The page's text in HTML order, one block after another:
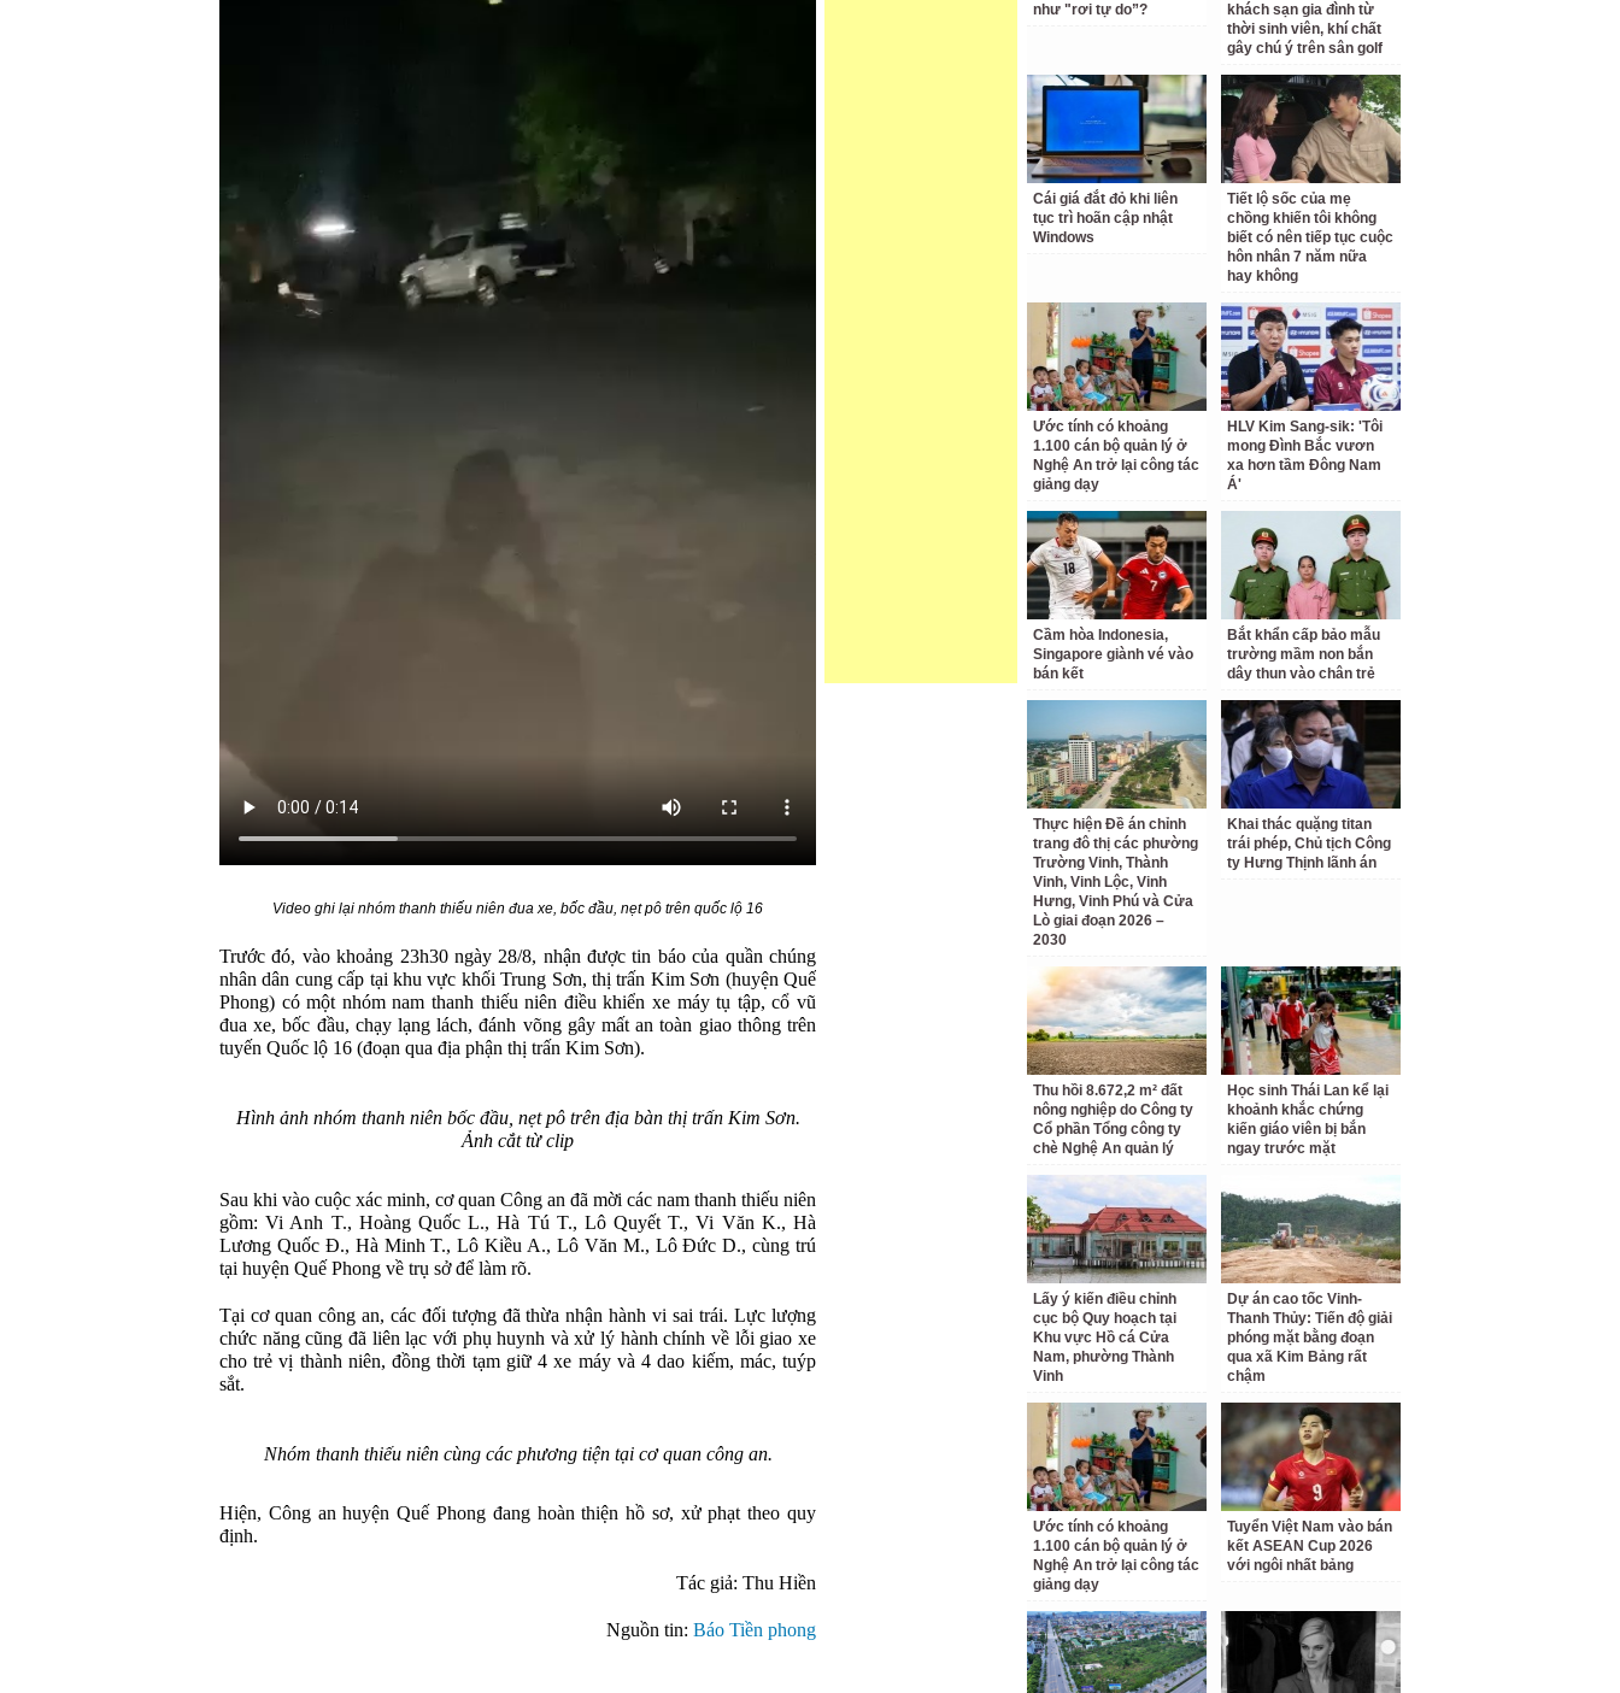
Video ghi lại nhóm thanh thiếu niên đua xe, bốc đầu, nẹt pô trên quốc lộ 16
Trước đó, vào khoảng 23h30 ngày 28/8, nhận được tin báo của quần chúng
nhân dân cung cấp tại khu vực khối Trung Sơn, thị trấn Kim Sơn (huyện Quế
Phong) có một nhóm nam thanh thiếu niên điều khiển xe máy tụ tập, cổ vũ
đua xe, bốc đầu, chạy lạng lách, đánh võng gây mất an toàn giao thông trên
tuyến Quốc lộ 16 (đoạn qua địa phận thị trấn Kim Sơn).
Hình ảnh nhóm thanh niên bốc đầu, nẹt pô trên địa bàn thị trấn Kim Sơn.
Ảnh cắt từ clip
Sau khi vào cuộc xác minh, cơ quan Công an đã mời các nam thanh thiếu niên
gồm: Vi Anh T., Hoàng Quốc L., Hà Tú T., Lô Quyết T., Vi Văn K., Hà
Lương Quốc Đ., Hà Minh T., Lô Kiều A., Lô Văn M., Lô Đức D., cùng trú
tại huyện Quế Phong về trụ sở để làm rõ.
Tại cơ quan công an, các đối tượng đã thừa nhận hành vi sai trái. Lực lượng
chức năng cũng đã liên lạc với phụ huynh và xử lý hành chính về lỗi giao xe
cho trẻ vị thành niên, đồng thời tạm giữ 4 xe máy và 4 dao kiếm, mác, tuýp
sắt.
Nhóm thanh thiếu niên cùng các phương tiện tại cơ quan công an.
Hiện, Công an huyện Quế Phong đang hoàn thiện hồ sơ, xử phạt theo quy
định.
Tác giả: Thu Hiền
Nguồn tin: Báo Tiền phong
như "rơi tự do”?
khách sạn gia đình từ
thời sinh viên, khí chất
gây chú ý trên sân golf
Cái giá đắt đỏ khi liên
tục trì hoãn cập nhật
Windows
Tiết lộ sốc của mẹ
chồng khiến tôi không
biết có nên tiếp tục cuộc
hôn nhân 7 năm nữa
hay không
Ước tính có khoảng
1.100 cán bộ quản lý ở
Nghệ An trở lại công tác
giảng dạy
HLV Kim Sang-sik: 'Tôi
mong Đình Bắc vươn
xa hơn tầm Đông Nam
Á'
Cầm hòa Indonesia,
Singapore giành vé vào
bán kết
Bắt khẩn cấp bảo mẫu
trường mầm non bắn
dây thun vào chân trẻ
Thực hiện Đề án chỉnh
trang đô thị các phường
Trường Vinh, Thành
Vinh, Vinh Lộc, Vinh
Hưng, Vinh Phú và Cửa
Lò giai đoạn 2026 –
2030
Khai thác quặng titan
trái phép, Chủ tịch Công
ty Hưng Thịnh lãnh án
Thu hồi 8.672,2 m² đất
nông nghiệp do Công ty
Cổ phần Tổng công ty
chè Nghệ An quản lý
Học sinh Thái Lan kể lại
khoảnh khắc chứng
kiến giáo viên bị bắn
ngay trước mặt
Lấy ý kiến điều chỉnh
cục bộ Quy hoạch tại
Khu vực Hồ cá Cửa
Nam, phường Thành
Vinh
Dự án cao tốc Vinh-
Thanh Thủy: Tiến độ giải
phóng mặt bằng đoạn
qua xã Kim Bảng rất
chậm
Ước tính có khoảng
1.100 cán bộ quản lý ở
Nghệ An trở lại công tác
giảng dạy
Tuyển Việt Nam vào bán
kết ASEAN Cup 2026
với ngôi nhất bảng